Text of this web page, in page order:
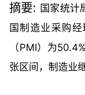
摘要: 国家统计
国制造业采购
（PMI）为
张区间，制造业